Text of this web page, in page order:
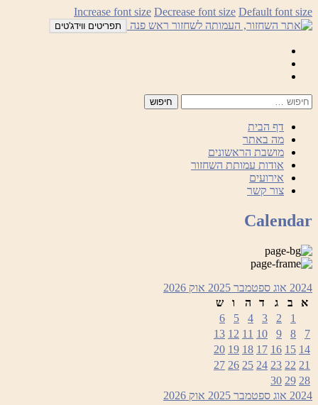
לדלג
לתוכן
Increase font size Decrease font size Default font size
תפריטים ווידג'טים
דף הבית
מה באתר
מושבת הראשונים
אודות עמותת השחזור
אירועים
צור קשר
Calendar
2024 אוג ספטמבר 2025 אוק 2026
א
ב ג ד ה ו
ש
1
2
3
4
5
6
7
8
9
10
11
12
13
14
15
16
17
18
19
20
21
22
23
24
25
26
27
28
29
30
2024 אוג ספטמבר 2025 אוק 2026